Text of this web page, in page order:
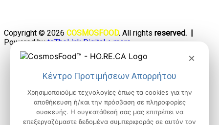
Copyright © 2026 COSMOSFOOD. All rights reserved. |
Powered bytoTheLink Digital + more
×
Κέντρο Προτιμήσεων Απορρήτου
Χρησιμοποιούμε τεχνολογίες όπως τα cookies για την
αποθήκευση ή/και την πρόσβαση σε πληροφορίες
συσκευής. Η συγκατάθεσή σας μας επιτρέπει να
επεξεργαζόμαστε δεδομένα συμπεριφοράς σε αυτόν τον